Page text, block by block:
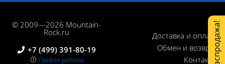
© 2009—2026 Mountain-
Rock.ru
+7 (499) 391-80-19
График работы
Доставка и оплата
Обмен и возврат
КонтактыРаспродажа!